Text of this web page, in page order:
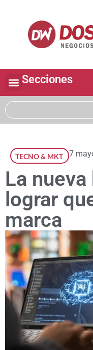
Secciones
TECNO & MKT 7
La
lograr
marca